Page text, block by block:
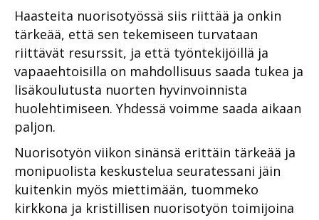
Haasteita nuorisotyössä siis riittää ja onkin
tärkeää, että sen tekemiseen turvataan
riittävät resurssit, ja että työntekijöillä ja
vapaaehtoisilla on mahdollisuus saada tukea ja
lisäkoulutusta nuorten hyvinvoinnista
huolehtimiseen. Yhdessä voimme saada aikaan
paljon.
Nuorisotyön viikon sinänsä erittäin tärkeää ja
monipuolista keskustelua seuratessani jäin
kuitenkin myös miettimään, tuommeko
kirkkona ja kristillisen nuorisotyön toimijoina